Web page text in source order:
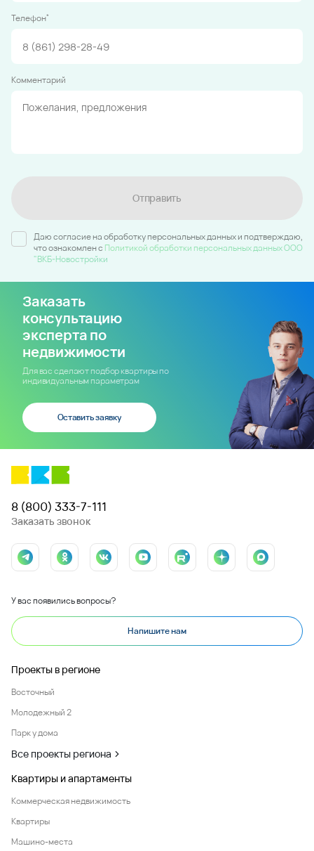
Телефон*
Комментарий
Отправить
Даю согласие на обработку персональных данных и подтверждаю,
что ознакомлен c Политикой обработки персональных данных ООО
"ВКБ-Новостройки
Заказать
консультацию
эксперта по
недвижимости
Для вас сделают подбор квартиры по
индивидуальным параметрам
Оставить заявку
8 (800) 333-7-111
Заказать звонок
У вас появились вопросы?
Напишите нам
Проекты в регионе
Восточный
Молодежный 2
Парк у дома
Все проекты региона
Квартиры и апартаменты
Коммерческая недвижимость
Квартиры
Машино-места